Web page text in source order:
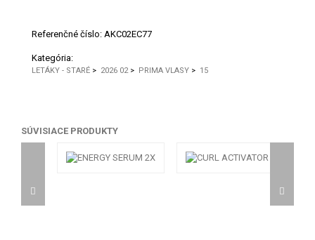
Referenčné číslo: AKC02EC77
Kategória:
LETÁKY - STARÉ > 2026 02> PRIMA VLASY > 15
SÚVISIACE PRODUKTY